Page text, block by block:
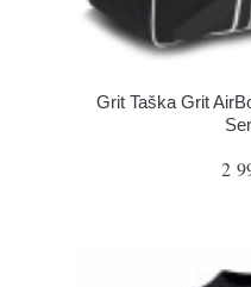
Grit Taška Grit
2